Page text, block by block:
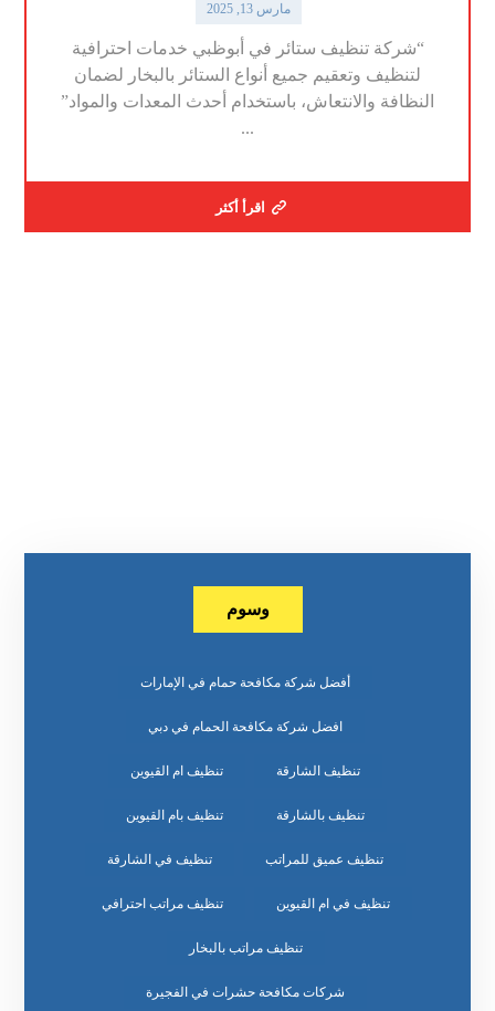
مارس 13, 2025
“شركة تنظيف ستائر في أبوظبي خدمات احترافية
لتنظيف وتعقيم جميع أنواع الستائر بالبخار لضمان
النظافة والانتعاش، باستخدام أحدث المعدات والمواد”
...
اقرأ أكثر
وسوم
أفضل شركة مكافحة حمام في الإمارات
افضل شركة مكافحة الحمام في دبي
تنظيف الشارقة تنظيف ام القيوين
تنظيف بالشارقة تنظيف بام القيوين
تنظيف عميق للمراتب تنظيف في الشارقة
تنظيف في ام القيوين تنظيف مراتب احترافي
تنظيف مراتب بالبخار
شركات مكافحة حشرات في الفجيرة